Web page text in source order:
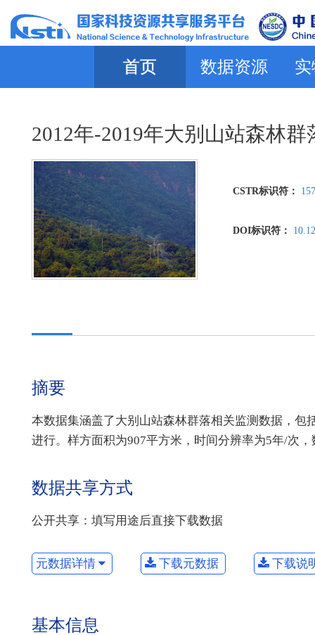
首页 数据资源
2012年-2019年大别山站森林
CSTR标识符：
DOI标识符：
摘要
本数据集涵盖了大别山站森林群落相关监测数据，
进行。样方面积为907平方米，时间分辨率为5年/次
数据共享方式
公开共享：填写用途后直接下载数据
元数据详情 下载元数据 下载说
基本信息